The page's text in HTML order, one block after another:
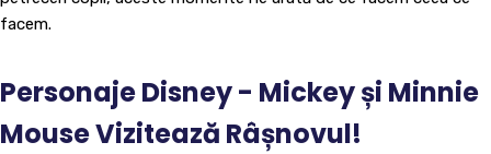
facem.
Personaje Disney - Mickey și Minnie
Mouse Vizitează Râșnovul!